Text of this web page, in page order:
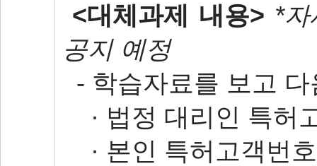
<대체과제 내용> *
공지 예정
- 학습자료를 보고
· 법정 대리인 특허
· 본인 특허고객번호